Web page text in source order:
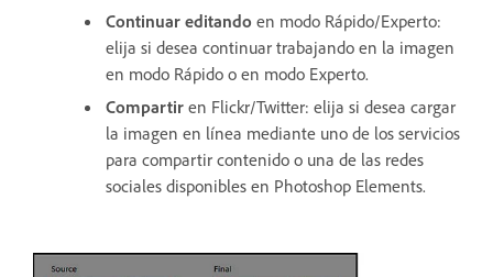
Continuar editando en modo Rápido/Experto:
elija si desea continuar trabajando en la imagen
en modo Rápido o en modo Experto.
Compartir en Flickr/Twitter: elija si desea cargar
la imagen en línea mediante uno de los servicios
para compartir contenido o una de las redes
sociales disponibles en Photoshop Elements.